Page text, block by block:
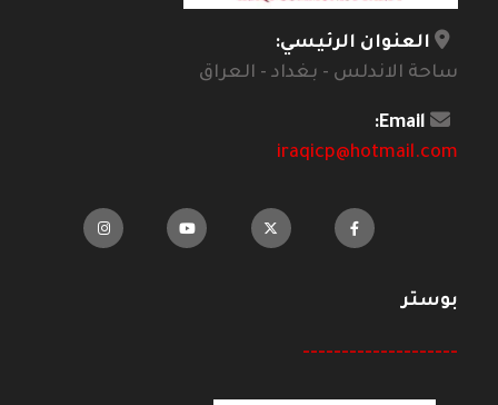
العنوان الرئيسي:
ساحة الاندلس - بغداد - العراق
Email:
iraqicp@hotmail.com
بوستر
--------------------